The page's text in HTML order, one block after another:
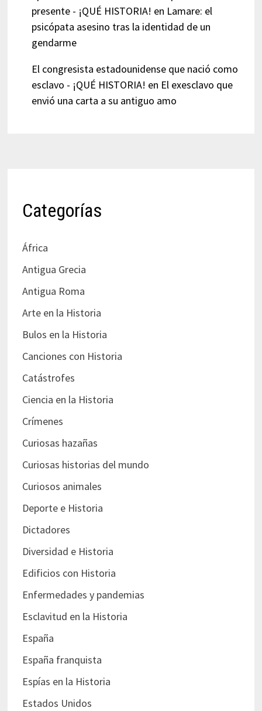
presente - ¡QUÉ HISTORIA! en Lamare: el
psicópata asesino tras la identidad de un
gendarme
El congresista estadounidense que nació como
esclavo - ¡QUÉ HISTORIA! en El exesclavo que
envió una carta a su antiguo amo
Categorías
África
Antigua Grecia
Antigua Roma
Arte en la Historia
Bulos en la Historia
Canciones con Historia
Catástrofes
Ciencia en la Historia
Crímenes
Curiosas hazañas
Curiosas historias del mundo
Curiosos animales
Deporte e Historia
Dictadores
Diversidad e Historia
Edificios con Historia
Enfermedades y pandemias
Esclavitud en la Historia
España
España franquista
Espías en la Historia
Estados Unidos